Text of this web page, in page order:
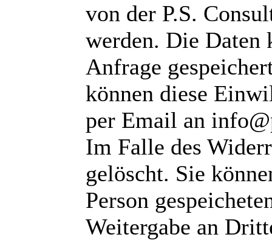
von der P.S.
werden. Die Daten
Anfrage
können diese
per Email an
Im Falle des
gelöscht. Sie
Person
Weitergabe an